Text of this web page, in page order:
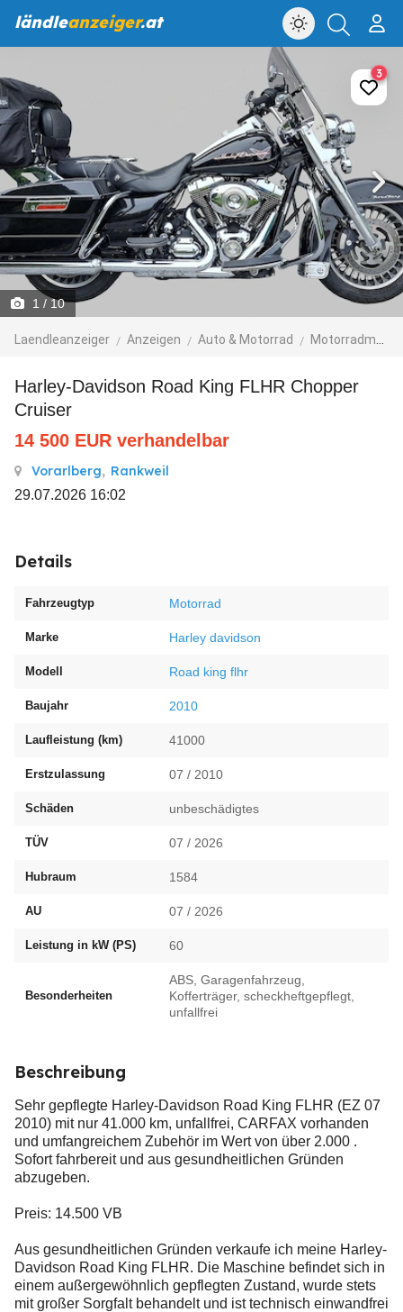
ländleanzeiger.at
1 / 10
Laendleanzeiger Anzeigen Auto & Motorrad Motorradmarkt
3
Harley-Davidson Road King FLHR Chopper
Cruiser
14 500 EUR verhandelbar
Vorarlberg, Rankweil
29.07.2026 16:02
Details
Fahrzeugtyp Motorrad
Marke Harley davidson
Modell Road king flhr
Baujahr 2010
Laufleistung (km) 41000
Erstzulassung 07 / 2010
Schäden unbeschädigtes
TÜV 07 / 2026
Hubraum 1584
AU 07 / 2026
Leistung in kW (PS) 60
Besonderheiten
ABS, Garagenfahrzeug,
Kofferträger, scheckheftgepflegt,
unfallfrei
Beschreibung
Sehr gepflegte Harley-Davidson Road King FLHR (EZ 07
2010) mit nur 41.000 km, unfallfrei, CARFAX vorhanden
und umfangreichem Zubehör im Wert von über 2.000 .
Sofort fahrbereit und aus gesundheitlichen Gründen
abzugeben.
Preis: 14.500 VB
Aus gesundheitlichen Gründen verkaufe ich meine Harley-
Davidson Road King FLHR. Die Maschine befindet sich in
einem außergewöhnlich gepflegten Zustand, wurde stets
mit großer Sorgfalt behandelt und ist technisch einwandfrei